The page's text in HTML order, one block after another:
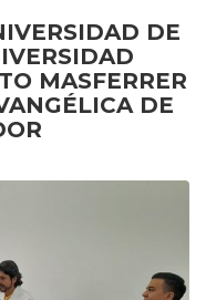
DE
MASFERRER
DE